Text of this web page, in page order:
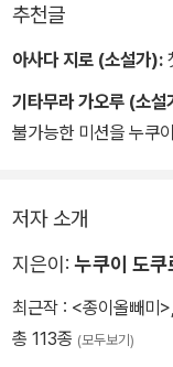
난 대체 뭘 하고 있는 건
기가 막히게 우스워서,
멈출 수가 없었다.
추천글
아사다 지로 (소설가):
기타무라 가오루 (소설
불가능한 미션을 누쿠
저자 소개
지은이:누쿠이 도쿠
최근작 : <종이올빼미>
총 113종 (모두보기)